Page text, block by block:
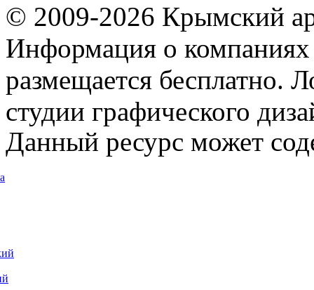
© 2009-2026 Крымский
Информация о компаниях
размещается бесплатно.
студии графического
Данный ресурс может